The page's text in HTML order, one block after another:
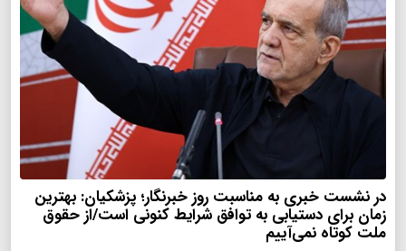
در نشست خبری به مناسبت روز خبرنگار؛ پزشکیان‌: بهترین
زمان برای دستیابی به توافق شرایط کنونی است/از حقوق
ملت کوتاه نمی‌آییم